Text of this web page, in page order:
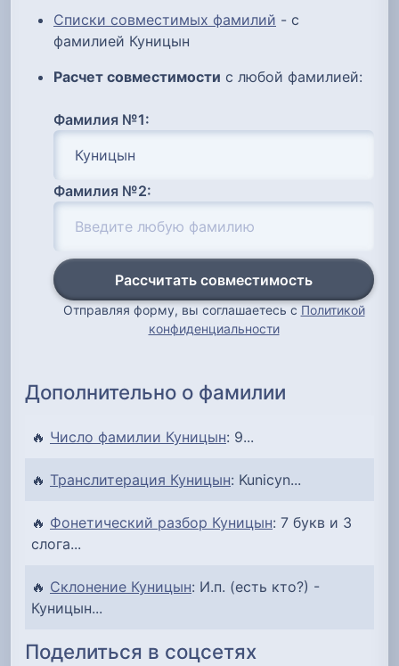
Списки совместимых фамилий - с
фамилией Куницын
Расчет совместимости с любой фамилией:
Фамилия №1:
Фамилия №2:
Рассчитать совместимость
Отправляя форму, вы соглашаетесь с Политикой
конфиденциальности
Дополнительно о фамилии
🔥 Число фамилии Куницын: 9...
🔥 Транслитерация Куницын: Kunicyn...
🔥 Фонетический разбор Куницын: 7 букв и 3
слога...
🔥 Склонение Куницын: И.п. (есть кто?) -
Куницын...
Поделиться в соцсетях